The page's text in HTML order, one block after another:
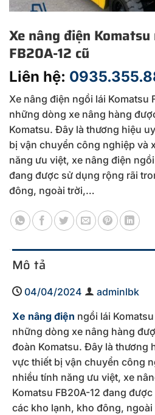
Xe nâng điện
FB20A-12 cũ
Liên hệ:
Xe nâng điện ngồi lái Komatsu
những dòng xe nâng hàng
Komatsu. Đây là thương hiệu
bị vận chuyển công nghiệp và
năng ưu việt, xe nâng điện
đang được sử dụng rộng rãi
đông, ngoài trời,…
Mô tả
04/04/2024
adminlbk
Xe nâng điện ngồi lái
những dòng xe nâng hàng
đoàn Komatsu. Đây là thương
vực thiết bị vận chuyển công
nhiều tính năng ưu việt, xe
Komatsu FB20A-12 đang
các kho lạnh, kho đông,